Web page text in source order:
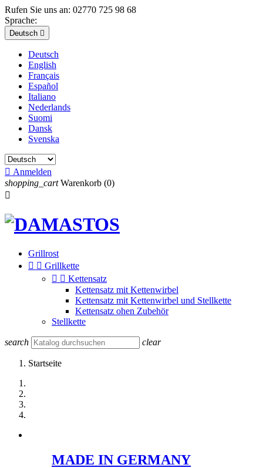
Rufen Sie uns an: 02770 725 98 68
Sprache:
Deutsch 
Deutsch
English
Français
Español
Italiano
Nederlands
Suomi
Dansk
Svenska
 Anmelden
shopping_cart Warenkorb (0)

Grillrost
  Grillkette
  Kettensatz
Kettensatz mit Kettenwirbel
Kettensatz mit Kettenwirbel und Stellkette
Kettensatz ohen Zubehör
Stellkette
search clear
Startseite
MADE IN GERMANY